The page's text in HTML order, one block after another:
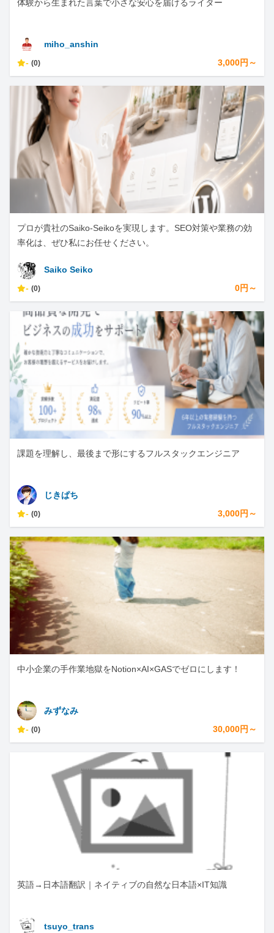
体験から生まれた言葉で小さな安心を届けるライター
miho_anshin
- (0) 3,000円～
プロが貴社のSaiko-Seikoを実現します。SEO対策や業務の効
率化は、ぜひ私にお任せください。
Saiko Seiko
- (0) 0円～
課題を理解し、最後まで形にするフルスタックエンジニア
じきぱち
- (0) 3,000円～
中小企業の手作業地獄をNotion×AI×GASでゼロにします！
みずなみ
- (0) 30,000円～
英語→日本語翻訳｜ネイティブの自然な日本語×IT知識
tsuyo_trans